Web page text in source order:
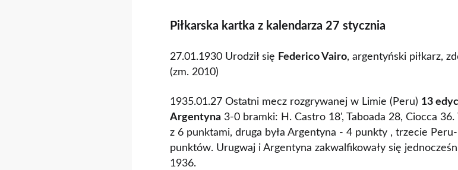
Piłkarska kartka z kalendarza 27 stycznia
27.01.1930 Urodził się Federico Vairo, argentyński piłkarz,
(zm. 2010)
1935.01.27 Ostatni mecz rozgrywanej w Limie (Peru) 13
Argentyna 3-0 bramki: H. Castro 18', Taboada 28, Ciocca
z 6 punktami, druga była Argentyna - 4 punkty , trzecie
punktów. Urugwaj i Argentyna zakwalfikowały się
1936.